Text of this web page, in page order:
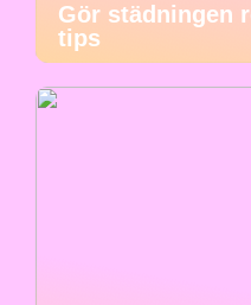
Gör städningen
tips